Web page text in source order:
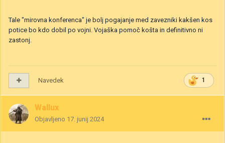
Tale "mirovna konferenca" je bolj pogajanje med zavezniki kakšen kos
potice bo kdo dobil po vojni. Vojaška pomoč košta in definitivno ni
zastonj.
1
Navedek
Wallux
Objavljeno 17. junij 2024